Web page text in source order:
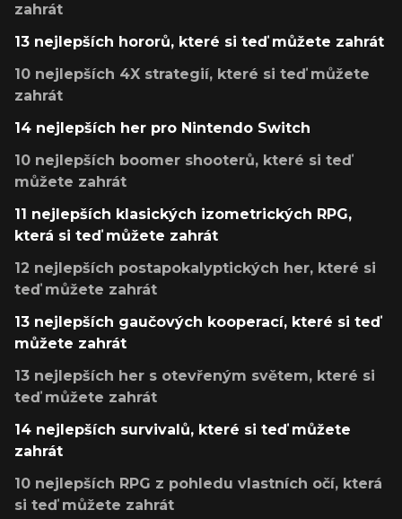
zahrát
13 nejlepších hororů, které si teď můžete zahrát
10 nejlepších 4X strategií, které si teď můžete
zahrát
14 nejlepších her pro Nintendo Switch
10 nejlepších boomer shooterů, které si teď
můžete zahrát
11 nejlepších klasických izometrických RPG,
která si teď můžete zahrát
12 nejlepších postapokalyptických her, které si
teď můžete zahrát
13 nejlepších gaučových kooperací, které si teď
můžete zahrát
13 nejlepších her s otevřeným světem, které si
teď můžete zahrát
14 nejlepších survivalů, které si teď můžete
zahrát
10 nejlepších RPG z pohledu vlastních očí, která
si teď můžete zahrát